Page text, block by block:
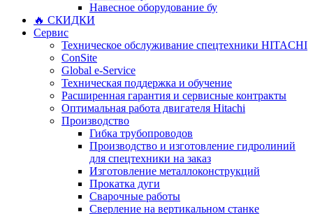
Навесное оборудование бу
🔥 СКИДКИ
Сервис
Техническое обслуживание спецтехники HITACHI
ConSite
Global e-Service
Техническая поддержка и обучение
Расширенная гарантия и сервисные контракты
Оптимальная работа двигателя Hitachi
Производство
Гибка трубопроводов
Производство и изготовление гидролиний
для спецтехники на заказ
Изготовление металлоконструкций
Прокатка дуги
Сварочные работы
Сверление на вертикальном станке